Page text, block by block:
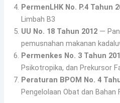
PermenLHK No. P.4 Tahun
Limbah B3
UU No. 18 Tahun 2012 —
pemusnahan makanan
Permenkes No. 3 Tahun
Psikotropika, dan Prekursor
Peraturan BPOM No. 4
Pengelolaan Obat dan Bahan